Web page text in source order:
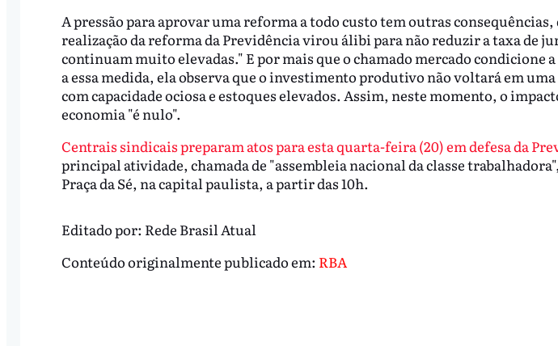
A pressão para aprovar uma reforma a todo custo tem outras consequências,
realização da reforma da Previdência virou álibi para não reduzir a taxa de
continuam muito elevadas." E por mais que o chamado mercado condicione
a essa medida, ela observa que o investimento produtivo não voltará em
com capacidade ociosa e estoques elevados. Assim, neste momento, o
economia "é nulo".
Centrais sindicais preparam atos para esta quarta-feira (20) em defesa da
principal atividade, chamada de "assembleia nacional da classe
Praça da Sé, na capital paulista, a partir das 10h.
Editado por: Rede Brasil Atual
Conteúdo originalmente publicado em: RBA